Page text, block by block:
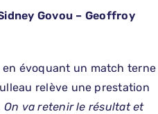
Govou – Geoffroy
évoquant un match terne
relève une prestation
On va retenir le résultat et